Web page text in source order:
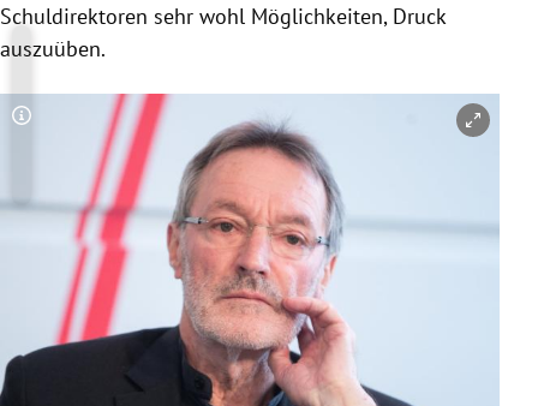
Schuldirektoren sehr wohl Möglichkeiten, Druck
auszuüben.
Copyright-Hinweis öffnen/schließen